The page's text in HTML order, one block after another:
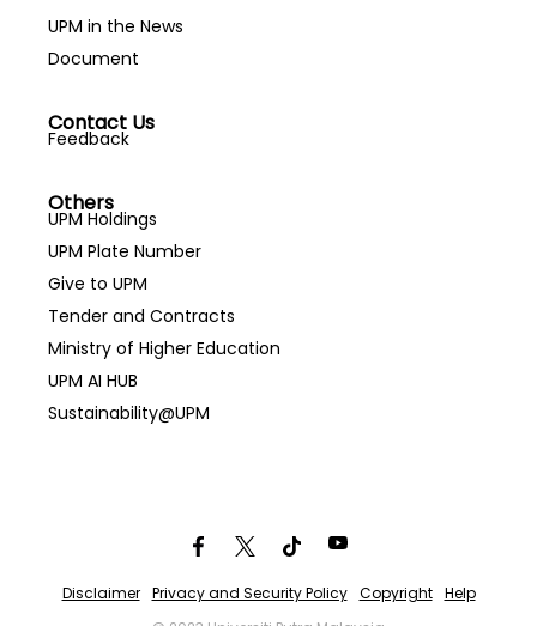
UPM in the News
Document
Contact Us
Feedback
Others
UPM Holdings
UPM Plate Number
Give to UPM
Tender and Contracts
Ministry of Higher Education
UPM AI HUB
Sustainability@UPM
Disclaimer Privacy and Security Policy Copyright
Help